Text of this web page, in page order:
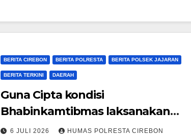
BERITA CIREBON BERITA POLRESTA BERITA POLSEK JAJARAN
BERITA TERKINI DAERAH
Guna Cipta kondisi
Bhabinkamtibmas laksanakan
Sambang dialogis bersama Tokoh
6 JULI 2026 HUMAS POLRESTA CIREBON